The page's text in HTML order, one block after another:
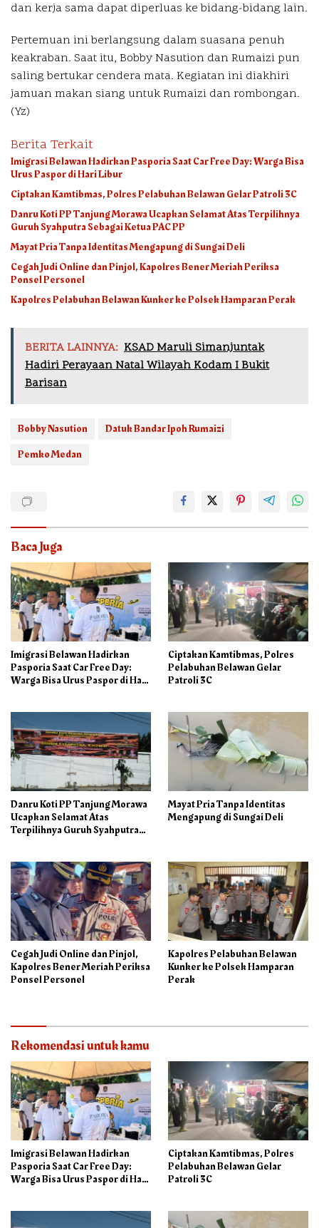
dan kerja sama dapat diperluas ke bidang-bidang lain.
Pertemuan ini berlangsung dalam suasana penuh
keakraban. Saat itu, Bobby Nasution dan Rumaizi pun
saling bertukar cendera mata. Kegiatan ini diakhiri
jamuan makan siang untuk Rumaizi dan rombongan.
(Yz)
Berita Terkait
Imigrasi Belawan Hadirkan Pasporia Saat Car Free Day: Warga Bisa
Urus Paspor di Hari Libur
Ciptakan Kamtibmas, Polres Pelabuhan Belawan Gelar Patroli 3C
Danru Koti PP Tanjung Morawa Ucapkan Selamat Atas Terpilihnya
Guruh Syahputra Sebagai Ketua PAC PP
Mayat Pria Tanpa Identitas Mengapung di Sungai Deli
Cegah Judi Online dan Pinjol, Kapolres Bener Meriah Periksa
Ponsel Personel
Kapolres Pelabuhan Belawan Kunker ke Polsek Hamparan Perak
BERITA LAINNYA: KSAD Maruli Simanjuntak
Hadiri Perayaan Natal Wilayah Kodam I Bukit
Barisan
Bobby Nasution
Datuk Bandar Ipoh Rumaizi
Pemko Medan
Baca Juga
Imigrasi Belawan Hadirkan
Pasporia Saat Car Free Day:
Warga Bisa Urus Paspor di Hari
Ciptakan Kamtibmas, Polres
Pelabuhan Belawan Gelar
Patroli 3C
Danru Koti PP Tanjung Morawa
Ucapkan Selamat Atas
Terpilihnya Guruh Syahputra
Mayat Pria Tanpa Identitas
Mengapung di Sungai Deli
Cegah Judi Online dan Pinjol,
Kapolres Bener Meriah Periksa
Ponsel Personel
Kapolres Pelabuhan Belawan
Kunker ke Polsek Hamparan
Perak
Rekomendasi untuk kamu
Imigrasi Belawan Hadirkan
Pasporia Saat Car Free Day:
Warga Bisa Urus Paspor di Hari
Ciptakan Kamtibmas, Polres
Pelabuhan Belawan Gelar
Patroli 3C